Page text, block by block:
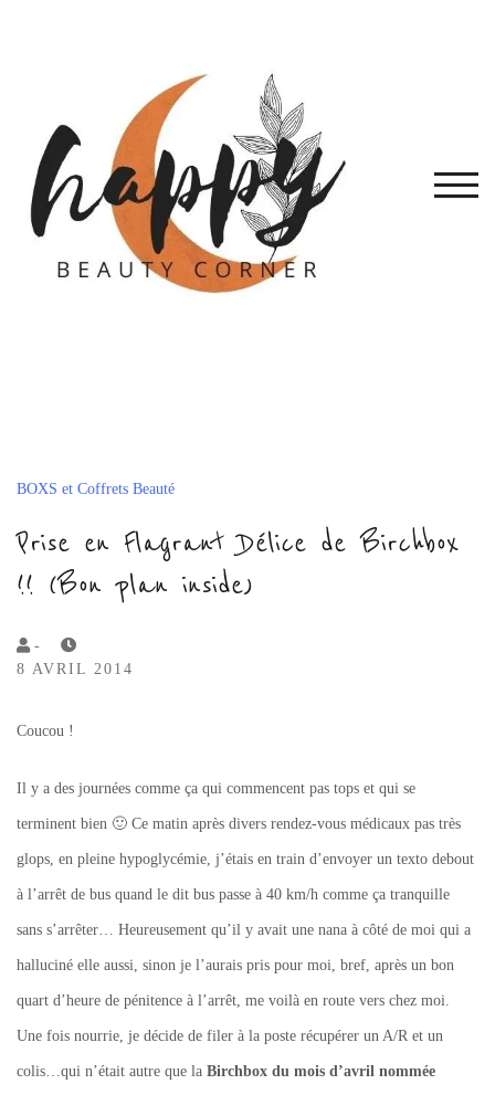
BOXS et Coffrets Beauté
Prise en Flagrant Délice de Birchbox
!! (Bon plan inside)
by
Lola
-
8 AVRIL 2014
Coucou !
Il y a des journées comme ça qui commencent pas tops et qui se
terminent bien 🙂 Ce matin après divers rendez-vous médicaux pas très
glops, en pleine hypoglycémie, j’étais en train d’envoyer un texto debout
à l’arrêt de bus quand le dit bus passe à 40 km/h comme ça tranquille
sans s’arrêter… Heureusement qu’il y avait une nana à côté de moi qui a
halluciné elle aussi, sinon je l’aurais pris pour moi, bref, après un bon
quart d’heure de pénitence à l’arrêt, me voilà en route vers chez moi.
Une fois nourrie, je décide de filer à la poste récupérer un A/R et un
colis…qui n’était autre que la Birchbox du mois d’avril nommée